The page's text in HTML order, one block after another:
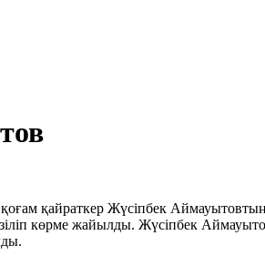
қайраткер Жүсіпбек Аймауытовтың
көрме жайылды. Жүсіпбек